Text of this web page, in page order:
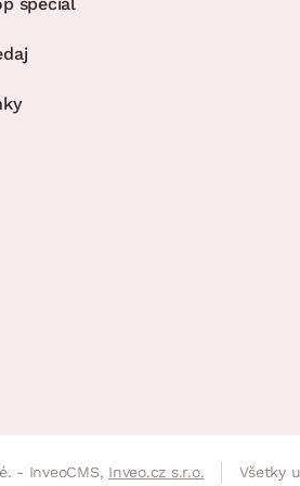
- InveoCMS, Inveo.cz s.r.o. Všetky